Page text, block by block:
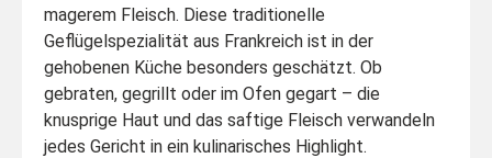
magerem Fleisch. Diese traditionelle
Geflügelspezialität aus Frankreich ist in der
gehobenen Küche besonders geschätzt. Ob
gebraten, gegrillt oder im Ofen gegart – die
knusprige Haut und das saftige Fleisch verwandeln
jedes Gericht in ein kulinarisches Highlight.